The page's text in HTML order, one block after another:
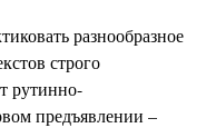
разнообразное
строго
рутинно-
предъявлении –